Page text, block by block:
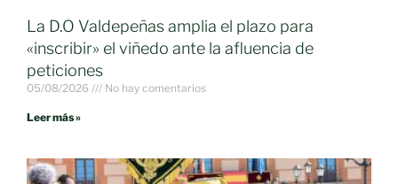
La D.O Valdepeñas amplia el plazo para
«inscribir» el viñedo ante la afluencia de
peticiones
05/08/2026 No hay comentarios
Leer más »